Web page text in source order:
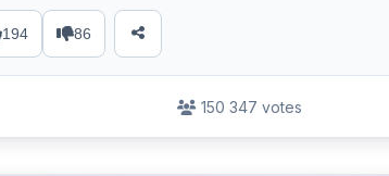
194 86
150 347 votes